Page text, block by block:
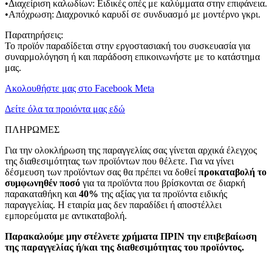
•Διαχείριση καλωδίων: Ειδικές οπές με καλύμματα στην επιφάνεια.
•Απόχρωση: Διαχρονικό καρυδί σε συνδυασμό με μοντέρνο γκρι.
Παρατηρήσεις:
Το προϊόν παραδίδεται στην εργοστασιακή του συσκευασία για
συναρμολόγηση ή και παράδοση επικοινωνήστε με το κατάστημα
μας.
Ακολουθήστε μας στο Facebook Meta
Δείτε όλα τα προιόντα μας εδώ
ΠΛΗΡΩΜΕΣ
Για την ολοκλήρωση της παραγγελίας σας γίνεται αρχικά έλεγχος
της διαθεσιμότητας των προϊόντων που θέλετε. Για να γίνει
δέσμευση των προϊόντων σας θα πρέπει να δοθεί προκαταβολή το
συμφωνηθέν ποσό για τα προϊόντα που βρίσκονται σε διαρκή
παρακαταθήκη και 40% της αξίας για τα προϊόντα ειδικής
παραγγελίας. Η εταιρία μας δεν παραδίδει ή αποστέλλει
εμπορεύματα με αντικαταβολή.
Παρακαλούμε μην στέλνετε χρήματα ΠΡΙΝ την επιβεβαίωση
της παραγγελίας ή/και της διαθεσιμότητας του προϊόντος.